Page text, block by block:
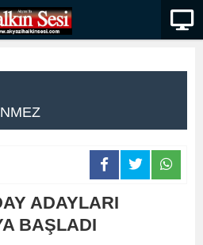
ADAYLARI
BAŞLADI